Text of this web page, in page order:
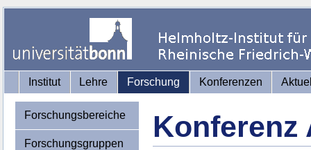
Institut Lehre Forschung Konferenzen
Forschungsbereiche
Forschungsgruppen
Konferenz